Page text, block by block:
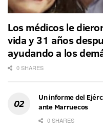
Los médicos le
vida y 31 años
ayudando a los
0 SHARES
Un informe del
ante Marruecos
0 SHARES